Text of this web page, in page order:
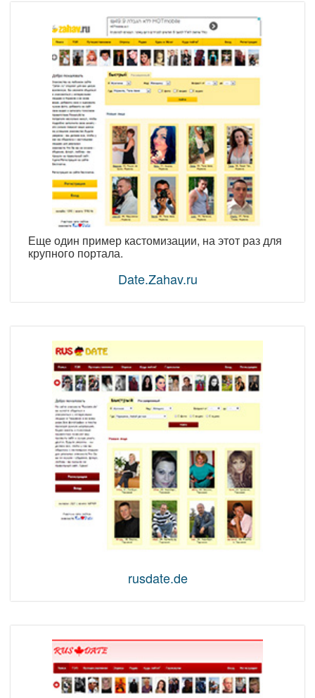
Еще один пример кастомизации, на этот раз для
крупного портала.
Date.Zahav.ru
rusdate.de